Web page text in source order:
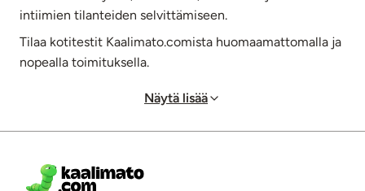
intiimien tilanteiden selvittämiseen.
Tilaa kotitestit Kaalimato.comista huomaamattomalla ja
nopealla toimituksella.
Näytä lisää